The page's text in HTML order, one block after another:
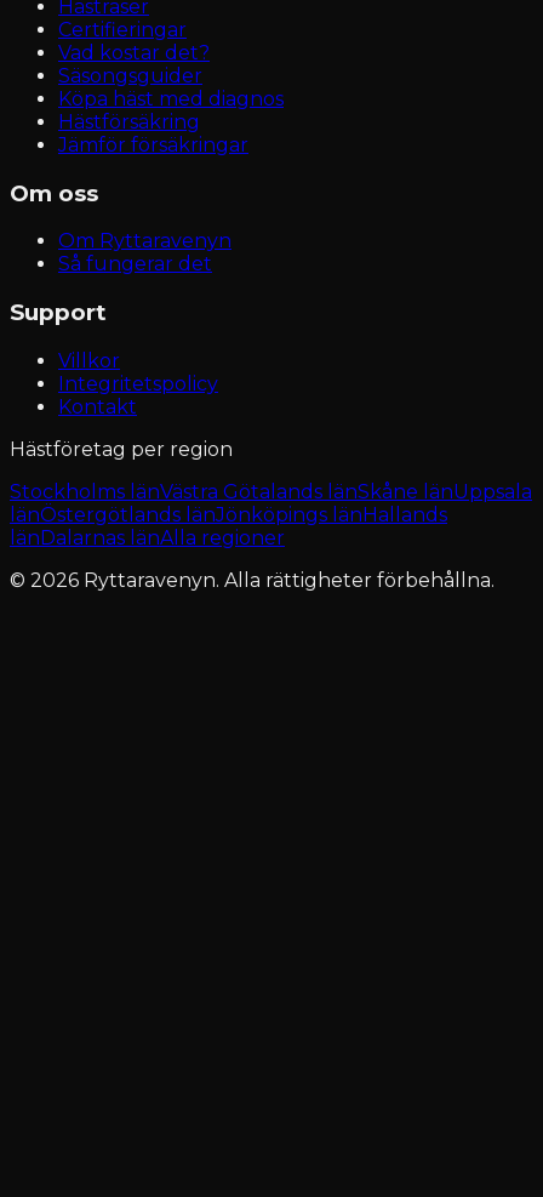
Hästraser
Certifieringar
Vad kostar det?
Säsongsguider
Köpa häst med diagnos
Hästförsäkring
Jämför försäkringar
Om oss
Om Ryttaravenyn
Så fungerar det
Support
Villkor
Integritetspolicy
Kontakt
Hästföretag per region
Stockholms länVästra Götalands länSkåne länUppsala
länÖstergötlands länJönköpings länHallands
länDalarnas länAlla regioner
© 2026 Ryttaravenyn. Alla rättigheter förbehållna.